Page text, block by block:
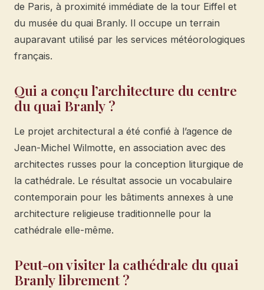
de Paris, à proximité immédiate de la tour Eiffel et
du musée du quai Branly. Il occupe un terrain
auparavant utilisé par les services météorologiques
français.
Qui a conçu l’architecture du centre
du quai Branly ?
Le projet architectural a été confié à l’agence de
Jean-Michel Wilmotte, en association avec des
architectes russes pour la conception liturgique de
la cathédrale. Le résultat associe un vocabulaire
contemporain pour les bâtiments annexes à une
architecture religieuse traditionnelle pour la
cathédrale elle-même.
Peut-on visiter la cathédrale du quai
Branly librement ?